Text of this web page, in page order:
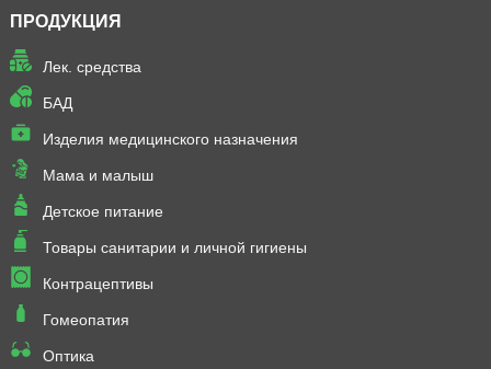
ПРОДУКЦИЯ
Лек. средства
БАД
Изделия медицинского назначения
Мама и малыш
Детское питание
Товары санитарии и личной гигиены
Контрацептивы
Гомеопатия
Оптика